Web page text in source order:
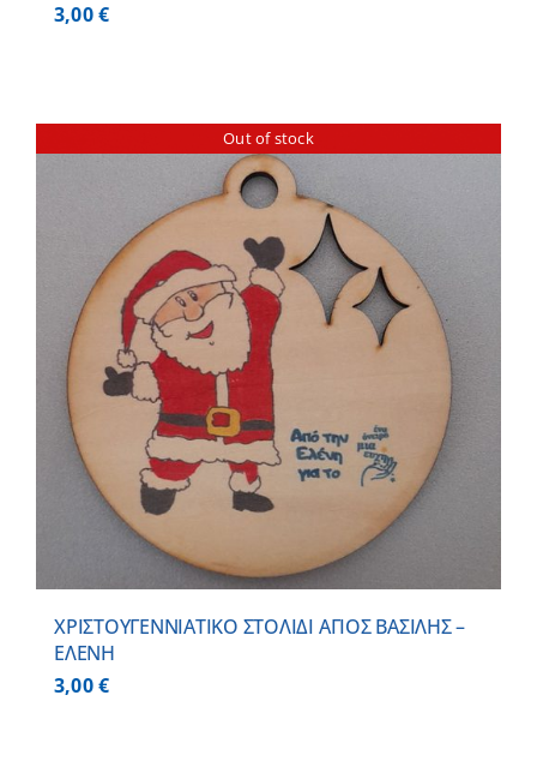
3,00€
Out of stock
ΧΡΙΣΤΟΥΓΕΝΝΙΑΤΙΚΟ ΣΤΟΛΙΔΙ ΑΓΙΟΣ ΒΑΣΙΛΗΣ –
ΕΛΕΝΗ
3,00€